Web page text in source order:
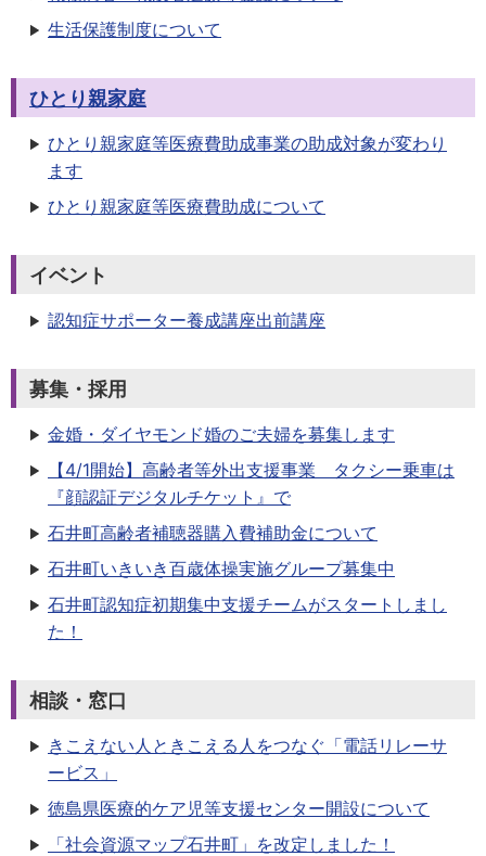
生活保護制度について
ひとり親家庭
ひとり親家庭等医療費助成事業の助成対象が変わり
ます
ひとり親家庭等医療費助成について
イベント
認知症サポーター養成講座出前講座
募集・採用
金婚・ダイヤモンド婚のご夫婦を募集します
【4/1開始】高齢者等外出支援事業 タクシー乗車は
『顔認証デジタルチケット』で
石井町高齢者補聴器購入費補助金について
石井町いきいき百歳体操実施グループ募集中
石井町認知症初期集中支援チームがスタートしまし
た！
相談・窓口
きこえない人ときこえる人をつなぐ「電話リレーサ
ービス」
徳島県医療的ケア児等支援センター開設について
「社会資源マップ石井町」を改定しました！